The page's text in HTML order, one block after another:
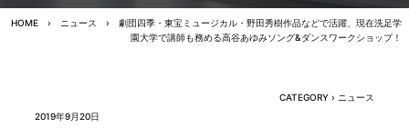
HOME › ニュース › 劇団四季・東宝ミュージカル・野田秀樹作品などで活躍、現在洗足学
園大学で講師も務める高谷あゆみソング&ダンスワークショップ！
CATEGORY › ニュース
2019年9月20日